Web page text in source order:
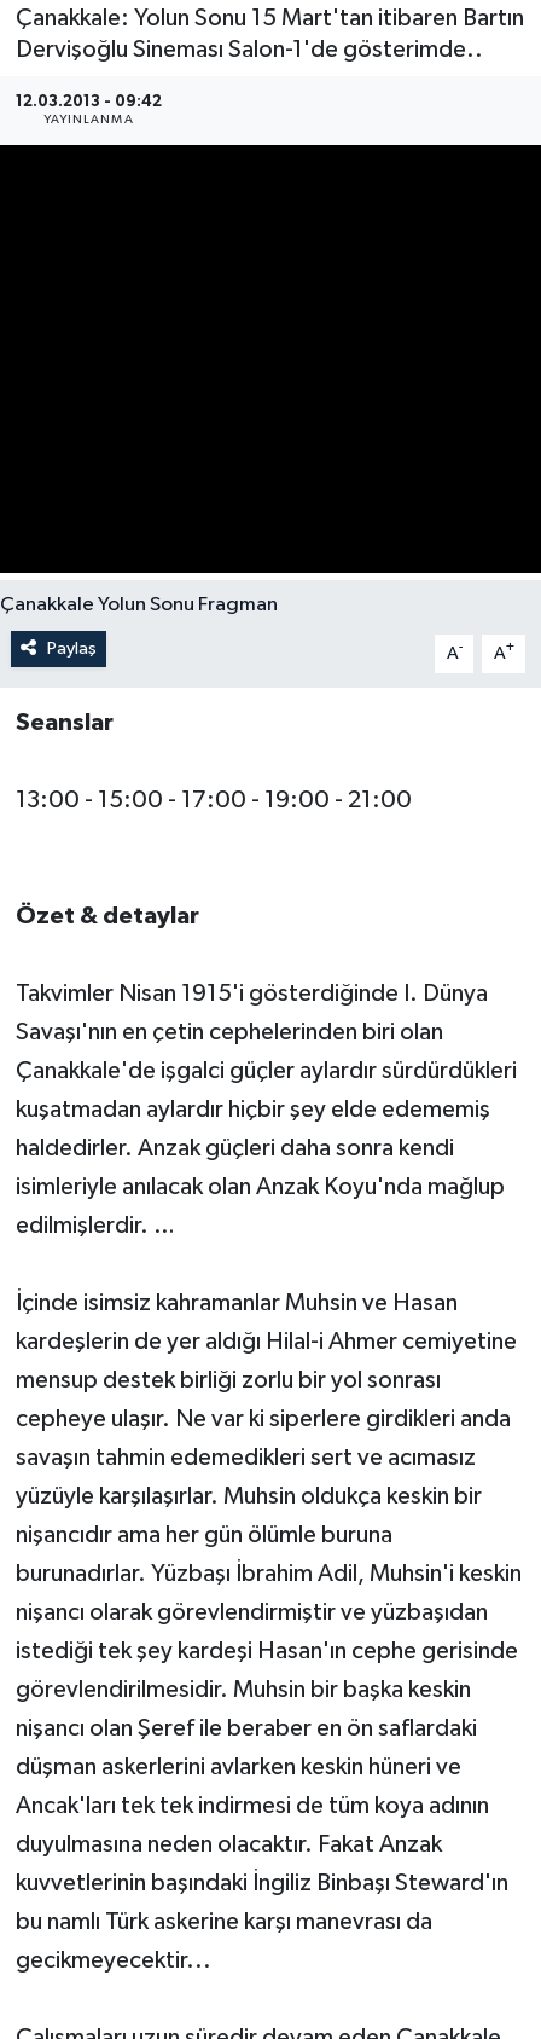
Çanakkale: Yolun Sonu 15 Mart'tan itibaren Bartın
Dervişoğlu Sineması Salon-1'de gösterimde..
12.03.2013 - 09:42
YAYINLANMA
Çanakkale Yolun Sonu Fragman
Paylaş A- A+
Seanslar
13:00 - 15:00 - 17:00 - 19:00 - 21:00
Özet & detaylar
Takvimler Nisan 1915'i gösterdiğinde I. Dünya
Savaşı'nın en çetin cephelerinden biri olan
Çanakkale'de işgalci güçler aylardır sürdürdükleri
kuşatmadan aylardır hiçbir şey elde edememiş
haldedirler. Anzak güçleri daha sonra kendi
isimleriyle anılacak olan Anzak Koyu'nda mağlup
edilmişlerdir. …
İçinde isimsiz kahramanlar Muhsin ve Hasan
kardeşlerin de yer aldığı Hilal-i Ahmer cemiyetine
mensup destek birliği zorlu bir yol sonrası
cepheye ulaşır. Ne var ki siperlere girdikleri anda
savaşın tahmin edemedikleri sert ve acımasız
yüzüyle karşılaşırlar. Muhsin oldukça keskin bir
nişancıdır ama her gün ölümle buruna
burunadırlar. Yüzbaşı İbrahim Adil, Muhsin'i keskin
nişancı olarak görevlendirmiştir ve yüzbaşıdan
istediği tek şey kardeşi Hasan'ın cephe gerisinde
görevlendirilmesidir. Muhsin bir başka keskin
nişancı olan Şeref ile beraber en ön saflardaki
düşman askerlerini avlarken keskin hüneri ve
Ancak'ları tek tek indirmesi de tüm koya adının
duyulmasına neden olacaktır. Fakat Anzak
kuvvetlerinin başındaki İngiliz Binbaşı Steward'ın
bu namlı Türk askerine karşı manevrası da
gecikmeyecektir...
Medya
Sağlık
Yerel Yönetimler
DÜNYA
YEREL